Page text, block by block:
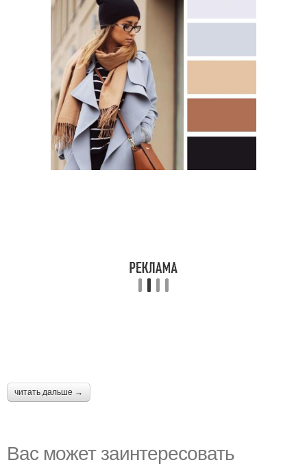
читать дальше →
Вас может заинтересовать